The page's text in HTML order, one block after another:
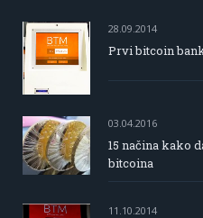
28.09.2014
Prvi bitcoin
03.04.2016
15 načina kako
bitcoina
11.10.2014